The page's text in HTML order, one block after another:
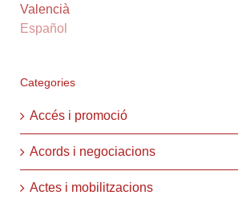
Valencià
Español
Categories
Accés i promoció
Acords i negociacions
Actes i mobilitzacions